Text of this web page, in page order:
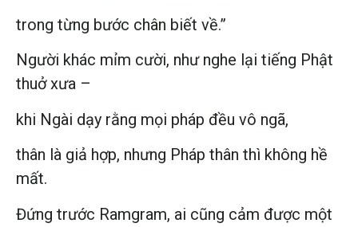
trong từng bước chân biết về.”
Người khác mỉm cười, như nghe lại tiếng Phật
thuở xưa –
khi Ngài dạy rằng mọi pháp đều vô ngã,
thân là giả hợp, nhưng Pháp thân thì không hề
mất.
Đứng trước Ramgram, ai cũng cảm được một